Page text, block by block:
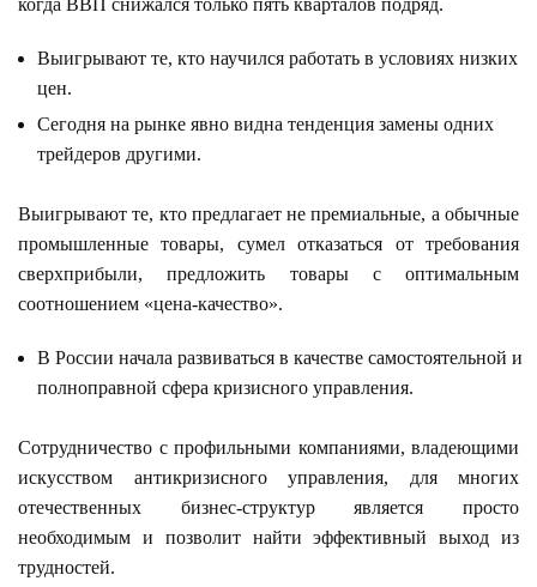
когда ВВП снижался только пять кварталов подряд.
Выигрывают те, кто научился работать в условиях низких
цен.
Сегодня на рынке явно видна тенденция замены одних
трейдеров другими.
Выигрывают те, кто предлагает не премиальные, а обычные
промышленные товары, сумел отказаться от требования
сверхприбыли, предложить товары с оптимальным
соотношением «цена-качество».
В России начала развиваться в качестве самостоятельной и
полноправной сфера кризисного управления.
Сотрудничество с профильными компаниями, владеющими
искусством антикризисного управления, для многих
отечественных бизнес-структур является просто
необходимым и позволит найти эффективный выход из
трудностей.